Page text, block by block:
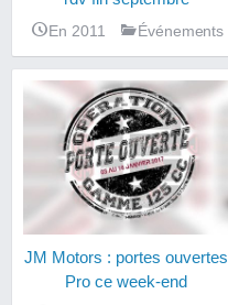
En 2011 Événements
JM Motors : portes ouvertes
Pro ce week-end